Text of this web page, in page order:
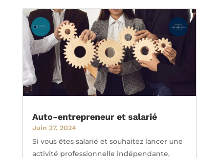
Auto-entrepreneur et salarié
Juin 27, 2024
Si vous êtes salarié et souhaitez lancer une
activité professionnelle indépendante,